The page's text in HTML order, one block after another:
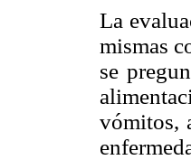
La
mismas
se
vómitos,